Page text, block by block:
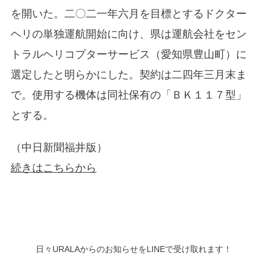
を開いた。二〇二一年六月を目標とするドクター
ヘリの単独運航開始に向け、県は運航会社をセン
トラルヘリコプターサービス（愛知県豊山町）に
選定したと明らかにした。契約は二四年三月末ま
で。使用する機体は同社保有の「ＢＫ１１７型」
とする。
（中日新聞福井版）
続きはこちらから
日々URALAからのお知らせをLINEで受け取れます！